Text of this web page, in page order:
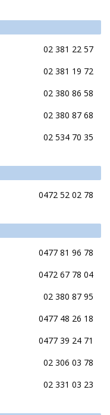
02 381 22 57
02 381 19 72
02 380 86 58
02 380 87 68
02 534 70 35
0472 52 02 78
0477 81 96 78
0472 67 78 04
02 380 87 95
0477 48 26 18
0477 39 24 71
02 306 03 78
02 331 03 23